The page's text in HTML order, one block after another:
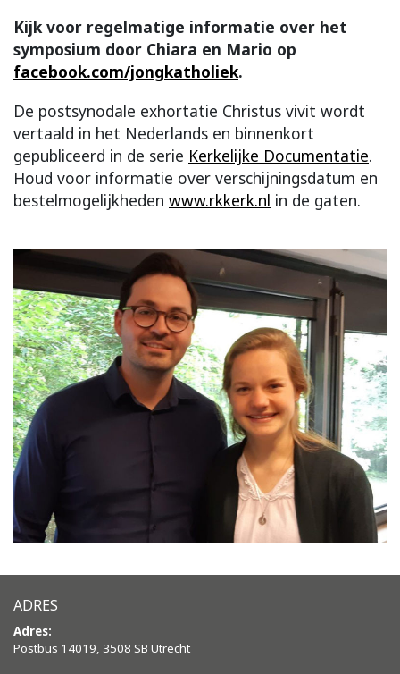
Kijk voor regelmatige informatie over het
symposium door Chiara en Mario op
facebook.com/jongkatholiek.
De postsynodale exhortatie Christus vivit wordt
vertaald in het Nederlands en binnenkort
gepubliceerd in de serie Kerkelijke Documentatie.
Houd voor informatie over verschijningsdatum en
bestelmogelijkheden www.rkkerk.nl in de gaten.
ADRES
Adres:
Postbus 14019, 3508 SB Utrecht